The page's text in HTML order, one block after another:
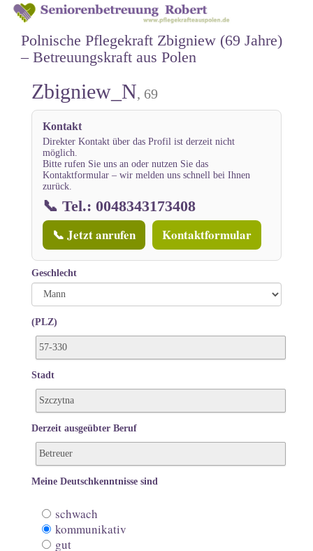
Polnische Pflegekraft Zbigniew (69 Jahre)
– Betreuungskraft aus Polen
Zbigniew_N, 69
Kontakt
Direkter Kontakt über das Profil ist derzeit nicht
möglich.
Bitte rufen Sie uns an oder nutzen Sie das
Kontaktformular – wir melden uns schnell bei Ihnen
zurück.
📞 Tel.: 0048343173408
📞 Jetzt anrufen
Kontaktformular
Geschlecht
(PLZ)
Stadt
Derzeit ausgeübter Beruf
Meine Deutschkenntnisse sind
schwach
kommunikativ
gut